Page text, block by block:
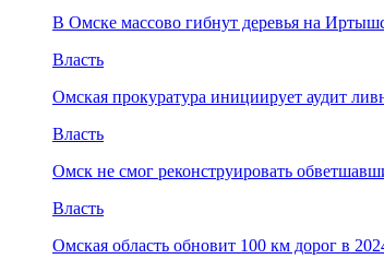
В Омске массово гибнут деревья на
Власть
Омская прокуратура инициирует аудит
Власть
Омск не смог реконструировать
Власть
Омская область обновит 100 км дорог в